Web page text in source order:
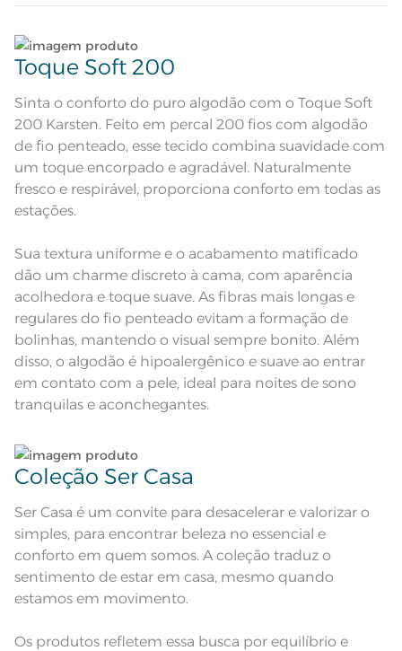
Atributos
Descrição Visual
fundo verde e estampa floral em
tons de rosa e branco. Verso verde
com listras suaves.
Composição
100% Algodão; Manta de
enchimento 100% Poliéster
Tamanho King
Medida
Colcha: 2,90m x 2,60m; Porta-
travesseiro: 50cm x 70cm
Acabamento Estampado
Instruções de Lavagem
Lavação a 40ºC; Proibido alvejar;
Secar em tambor com
temperatura máxima de 60º; Ferro
de passar com temperatura
seco;
Observações
Lave tipos de tecidos distintos separadamente;
Não lave cores claras e cores escuras no mesmo
ciclo;
Lave as peças no ciclo leve, suave ou delicado de
sua lavadora;
Enxágue as peças com bastante água;
Utilize a quantidade mínima de amaciante e sabão;
Leia atentamente as instruções na etiqueta.
Toque Soft 200
Sinta o conforto do puro algodão com o Toque Soft
200 Karsten. Feito em percal 200 fios com algodão
de fio penteado, esse tecido combina suavidade com
um toque encorpado e agradável. Naturalmente
fresco e respirável, proporciona conforto em todas as
estações.
Sua textura uniforme e o acabamento matificado
dão um charme discreto à cama, com aparência
acolhedora e toque suave. As fibras mais longas e
regulares do fio penteado evitam a formação de
bolinhas, mantendo o visual sempre bonito. Além
disso, o algodão é hipoalergênico e suave ao entrar
em contato com a pele, ideal para noites de sono
tranquilas e aconchegantes.
Coleção Ser Casa
Ser Casa é um convite para desacelerar e valorizar o
simples, para encontrar beleza no essencial e
conforto em quem somos. A coleção traduz o
sentimento de estar em casa, mesmo quando
estamos em movimento.
Os produtos refletem essa busca por equilíbrio e